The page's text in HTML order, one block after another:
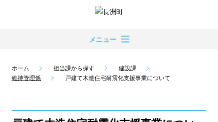
メニュー
ホーム 担当課から探す
建設課
維持管理係
戸建て木造住宅耐震化支援事業について